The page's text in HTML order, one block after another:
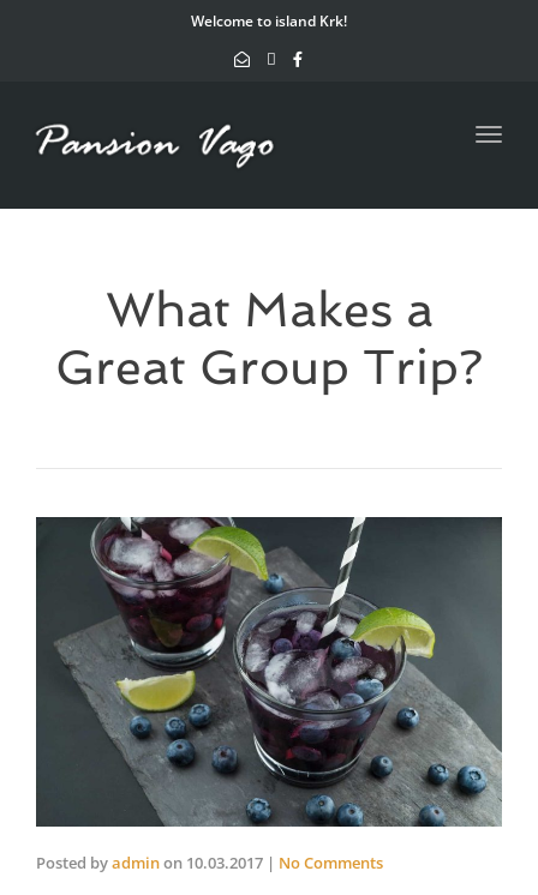
Welcome to island Krk!
What Makes a
Great Group Trip?
Posted byadminon 10.03.2017 | No Comments